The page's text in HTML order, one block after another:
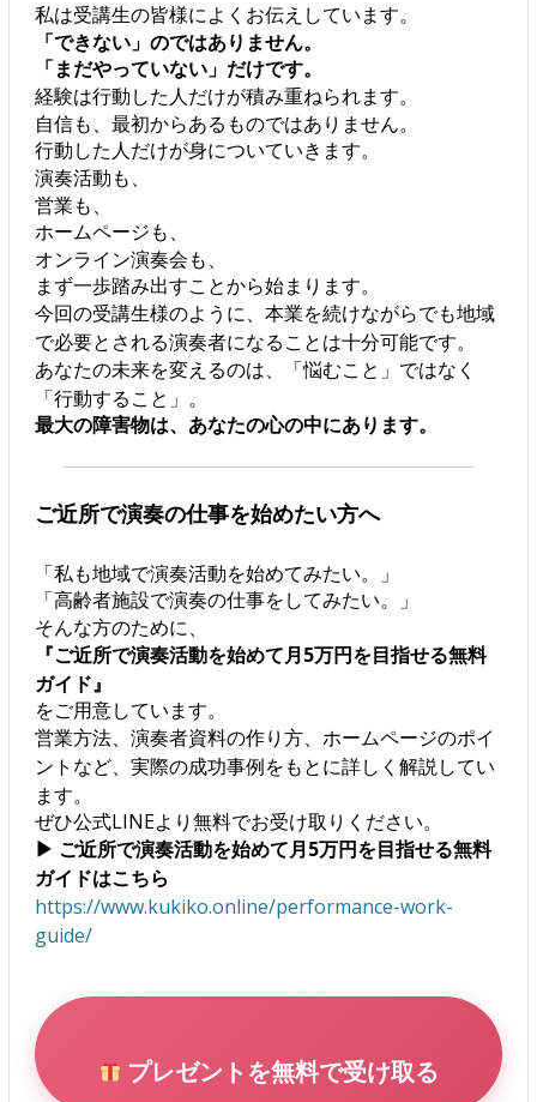
私は受講生の皆様によくお伝えしています。
「できない」のではありません。
「まだやっていない」だけです。
経験は行動した人だけが積み重ねられます。
自信も、最初からあるものではありません。
行動した人だけが身についていきます。
演奏活動も、
営業も、
ホームページも、
オンライン演奏会も、
まず一歩踏み出すことから始まります。
今回の受講生様のように、本業を続けながらでも地域
で必要とされる演奏者になることは十分可能です。
あなたの未来を変えるのは、「悩むこと」ではなく
「行動すること」。
最大の障害物は、あなたの心の中にあります。
ご近所で演奏の仕事を始めたい方へ
「私も地域で演奏活動を始めてみたい。」
「高齢者施設で演奏の仕事をしてみたい。」
そんな方のために、
『ご近所で演奏活動を始めて月5万円を目指せる無料
ガイド』
をご用意しています。
営業方法、演奏者資料の作り方、ホームページのポイ
ントなど、実際の成功事例をもとに詳しく解説してい
ます。
ぜひ公式LINEより無料でお受け取りください。
▶ ご近所で演奏活動を始めて月5万円を目指せる無料
ガイドはこちら
https://www.kukiko.online/performance-work-
guide/
プレゼントを無料で受け取る